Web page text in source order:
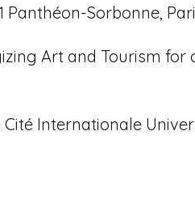
Panthéon-Sorbonne,
Art and Tourism for
Internationale